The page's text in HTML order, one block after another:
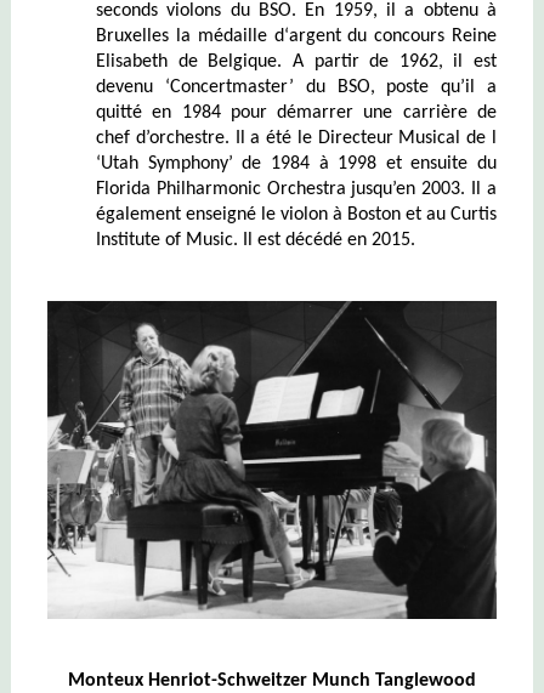
seconds violons du BSO. En 1959, il a obtenu à
Bruxelles la médaille d‘argent du concours Reine
Elisabeth de Belgique. A partir de 1962, il est
devenu ‘Concertmaster’ du BSO, poste qu’il a
quitté en 1984 pour démarrer une carrière de
chef d’orchestre. Il a été le Directeur Musical de l
‘Utah Symphony’ de 1984 à 1998 et ensuite du
Florida Philharmonic Orchestra jusqu’en 2003. Il a
également enseigné le violon à Boston et au Curtis
Institute of Music. Il est décédé en 2015.
Monteux Henriot-Schweitzer Munch Tanglewood